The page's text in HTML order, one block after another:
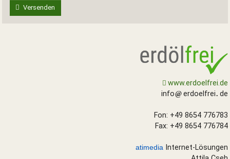
Versenden
www.erdoelfrei.de
info
erdoelfrei de
Fon: +49 8654 776783
Fax: +49 8654 776784
atimediaInternet-Lösungen